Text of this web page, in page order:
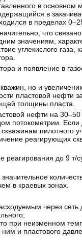
в
в
в пределах
что
значениям,
углекислого газа,
и появление в
но и
пластовой нефти
толщины пласта.
нефти на
потокометрии. Если
пилотного
реагирующих
до 9 т/
в краевых зонах.
через
при неизменном
и пластового